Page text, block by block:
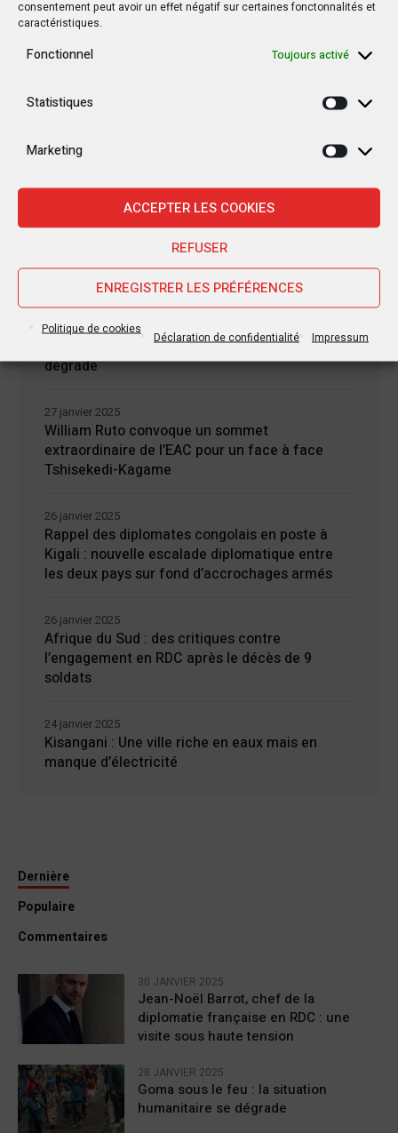
consentement peut avoir un effet négatif sur certaines fonctonnalités et
caractéristiques.
Fonctionnel Toujours activé
Statistiques
Marketing
ACCEPTER LES COOKIES
REFUSER
ENREGISTRER LES PRÉFÉRENCES
Politique de cookies
Déclaration de confidentialité Impressum
Nouvelles Récentes
Jean-Noël Barrot, chef de la diplomatie
française en RDC : une visite sous haute
30 janvier 2025
Goma sous le feu : la situation humanitaire se
dégrade
28 janvier 2025
William Ruto convoque un sommet
extraordinaire de l’EAC pour un face à face
Tshisekedi-Kagame
27 janvier 2025
Rappel des diplomates congolais en poste à
Kigali : nouvelle escalade diplomatique entre
les deux pays sur fond d’accrochages armés
26 janvier 2025
Afrique du Sud : des critiques contre
l’engagement en RDC après le décès de 9
soldats
26 janvier 2025
Kisangani : Une ville riche en eaux mais en
manque d’électricité
24 janvier 2025
Dernière
Populaire
Commentaires
30 JANVIER 2025
Jean-Noël Barrot, chef de la
diplomatie française en RDC : une
visite sous haute tension
28 JANVIER 2025
Goma sous le feu : la situation
humanitaire se dégrade